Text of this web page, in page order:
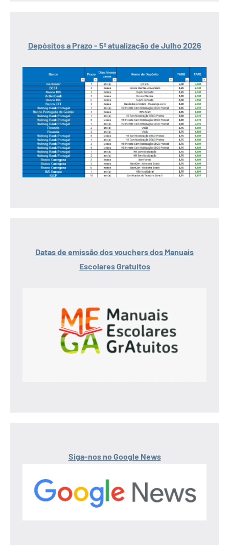
Depósitos a Prazo - 5ª atualização de Julho 2026
Datas de emissão dos vouchers dos Manuais
Escolares Gratuitos
Siga-nos no Google News